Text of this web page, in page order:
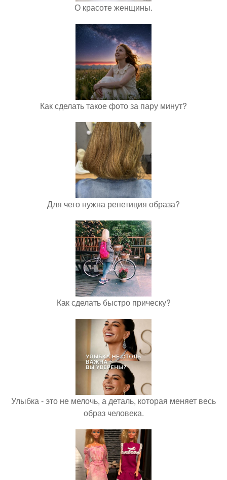
О красоте женщины.
Как сделать такое фото за пару минут?
Для чего нужна репетиция образа?
Как сделать быстро прическу?
Улыбка - это не мелочь, а деталь, которая меняет весь
образ человека.